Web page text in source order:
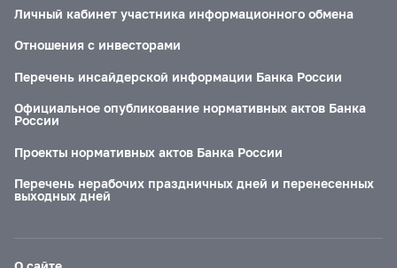
Личный кабинет участника информационного обмена
Отношения с инвесторами
Перечень инсайдерской информации Банка России
Официальное опубликование нормативных актов Банка
России
Проекты нормативных актов Банка России
Перечень нерабочих праздничных дней и перенесенных
выходных дней